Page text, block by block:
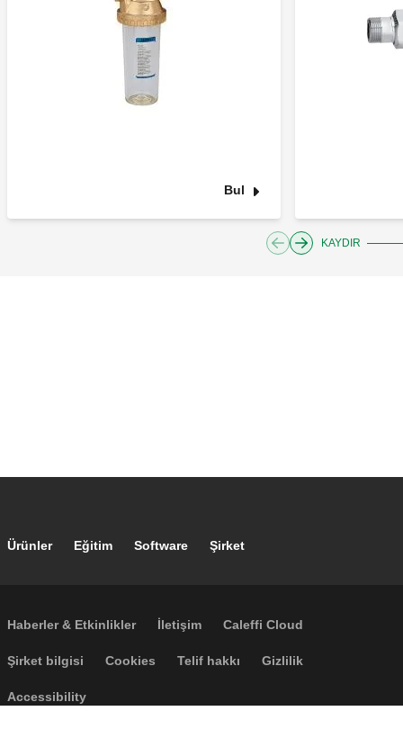
Bul
KAYDIR
Footer main navigation
Ürünler Eğitim Software Şirket
Footer secondary navigation
Haberler & Etkinlikler İletişim Caleffi Cloud
Footer menu
Şirket bilgisi Cookies Telif hakkı Gizlilik
Accessibility